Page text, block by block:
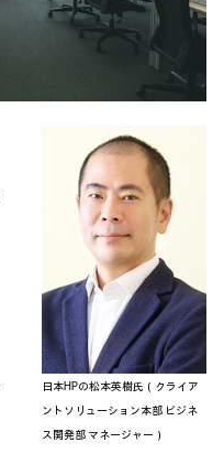
日本HPの松本英樹氏（クライア
ントソリューション本部 ビジネ
ス開発部 マネージャー）